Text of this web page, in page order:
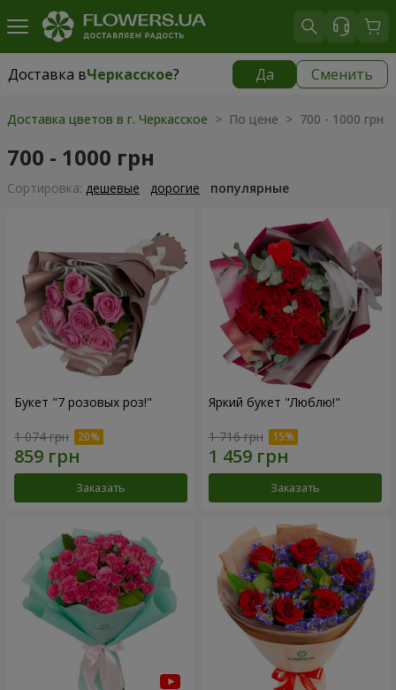
Доставка вЧеркасское? Да Сменить
Доставка вЧеркасское|
Доставка цветов в г. Черкасское > По цене > 700 - 1000 грн
700 - 1000 грн
Cортировка: дешевые дорогие популярные
Букет "7 розовых роз!"
1 074 грн
Заказать
Яркий букет "Люблю!"
1 716 грн
Заказать